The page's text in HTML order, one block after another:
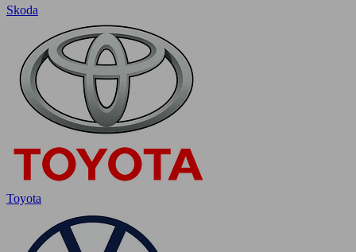
Skoda
Toyota